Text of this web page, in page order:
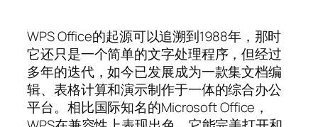
WPS Office的起源可以追溯到1988年，那时
它还只是一个简单的文字处理程序，但经过
多年的迭代，如今已发展成为一款集文档编
辑、表格计算和演示制作于一体的综合办公
平台。相比国际知名的Microsoft Office，